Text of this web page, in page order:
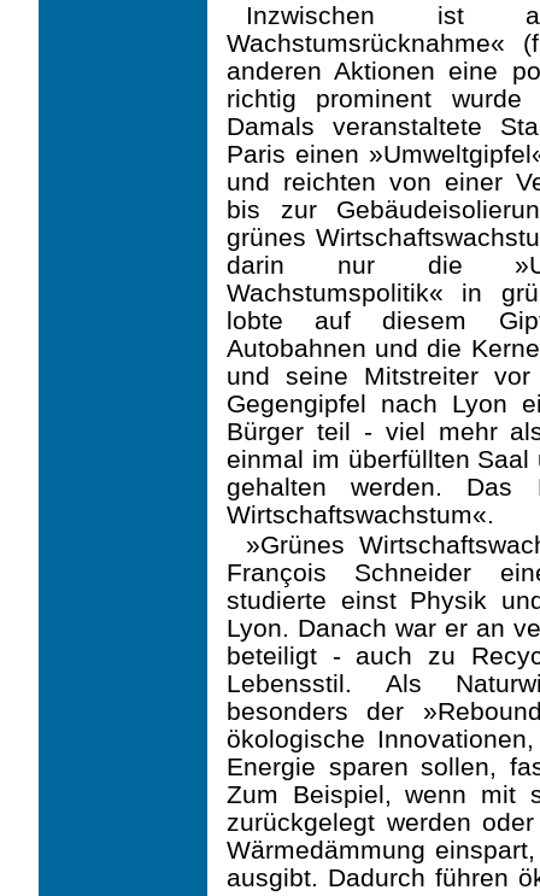
Inzwischen ist
Wachstumsrücknahme«
anderen Aktionen eine
richtig prominent
Damals veranstaltete
Paris einen
und reichten von einer
bis zur
grünes
darin nur die
Wachstumspolitik« in
lobte auf diesem
Autobahnen und die
und seine Mitstreiter
Gegengipfel nach Lyon
Bürger teil - viel mehr
einmal im überfüllten
gehalten werden. Das
Wirtschaftswachstum«.
»Grünes
François Schneider
studierte einst Physik
Lyon. Danach war er an
beteiligt - auch zu
Lebensstil. Als
besonders der
ökologische
Energie sparen sollen,
Zum Beispiel, wenn mit
zurückgelegt werden
Wärmedämmung
ausgibt. Dadurch führen